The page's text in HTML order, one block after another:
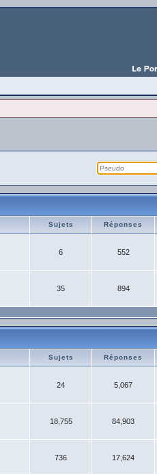
Sujets Réponses
6 552
35 894
Sujets Réponses
24 5,067
18,755 84,903
736 17,624